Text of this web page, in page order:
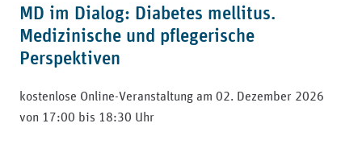
MD im Dialog: Diabetes mellitus.
Medizinische und pflegerische
Perspektiven
kostenlose Online-Veranstaltung am 02. Dezember 2026
von 17:00 bis 18:30 Uhr